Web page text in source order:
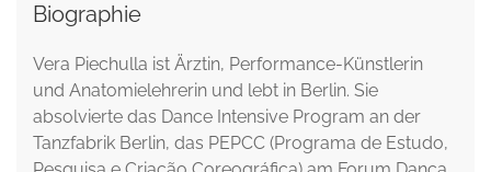
Biographie
Vera Piechulla ist Ärztin, Performance-Künstlerin
und Anatomielehrerin und lebt in Berlin. Sie
absolvierte das Dance Intensive Program an der
Tanzfabrik Berlin, das PEPCC (Programa de Estudo,